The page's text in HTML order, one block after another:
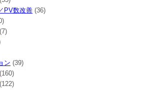
PV数改善 (36)
(7)
ン (39)
(160)
(122)